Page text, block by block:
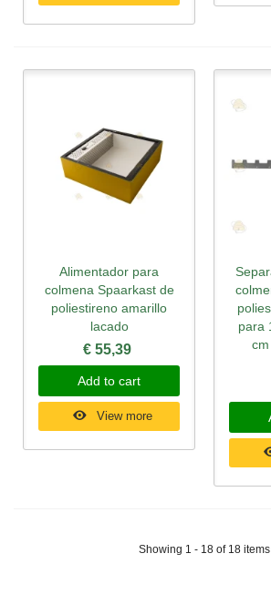
Alimentador para
colmena Spaarkast de
poliestireno amarillo
lacado
€ 55,39
Add to cart
View more
para
Showing 1 - 18 of 18 items